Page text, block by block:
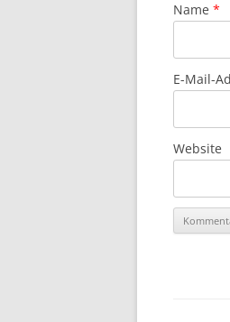
Name *
E-Mail-
Website